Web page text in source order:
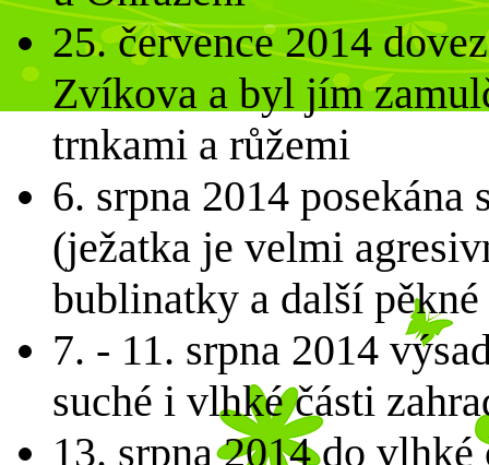
25. července 2014
Zvíkova a byl jím
trnkami a růžemi
6. srpna 2014 posekána
(ježatka je velmi
bublinatky a další
7. - 11. srpna 2014
suché i vlhké části
13. srpna 2014 do